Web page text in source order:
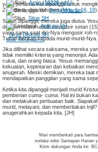
yang pertama kali dipanggil untuk
Zebedeus, dan Yohanes (Mrk. 1: 16, 19).
Selain dipanggil, mereka juga diutus
dengan kuasa untuk mengusir setan
yang sama saat diri-Nya mengusir roh-
Tuhan berikan kepada murid-murid-Nya.
Jika dilihat secara saksama, mereka
tidak memiliki kriteria yang menonjol.
cukai, dan orang biasa. Yesus
kekuatan, kepintaran dan kebaikan
anugerah. Meski demikian, mereka taat
mendapatkan panggilan yang sama
Ketika kita dipanggil menjadi murid
pemberian cuma- cuma. Hal ini bukan
dan melakukan perbuatan baik.
murid, melayani, dan memberitakan
anugerahkan kepada kita. [JH]
Mari memberkati para
melalui edisi Santapan Harian
Kirim dukungan Anda ke:
Arsip (10229edisi)
Berlangganan
Situs SH
Aplikasi SH
Grup Diskusi SH
Situs Renungan.co